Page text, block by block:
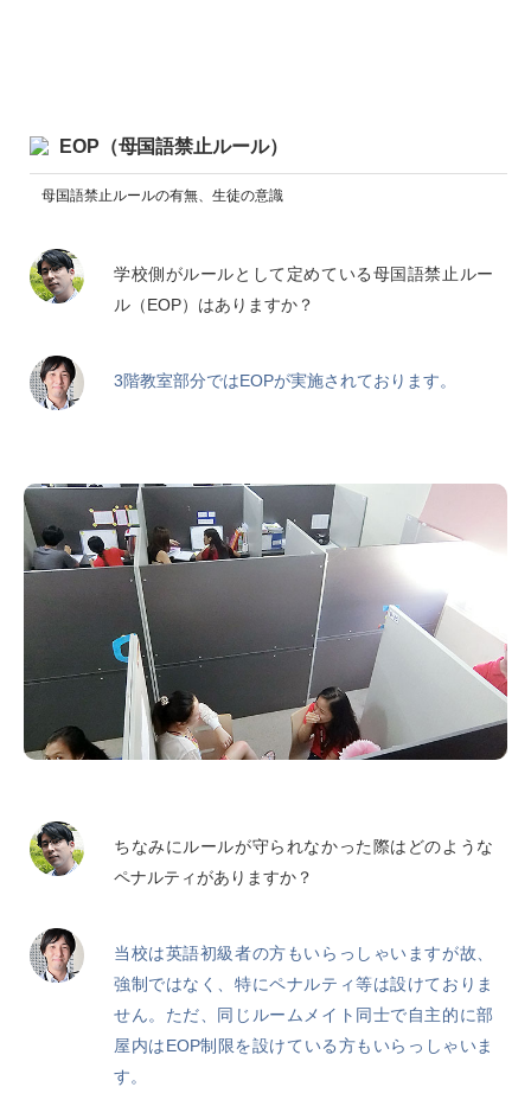
EOP（母国語禁止ルール）
母国語禁止ルールの有無、生徒の意識
学校側がルールとして定めている母国語禁止ルー
ル（EOP）はありますか？
3階教室部分ではEOPが実施されております。
ちなみにルールが守られなかった際はどのような
ペナルティがありますか？
当校は英語初級者の方もいらっしゃいますが故、
強制ではなく、特にペナルティ等は設けておりま
せん。ただ、同じルームメイト同士で自主的に部
屋内はEOP制限を設けている方もいらっしゃいま
す。